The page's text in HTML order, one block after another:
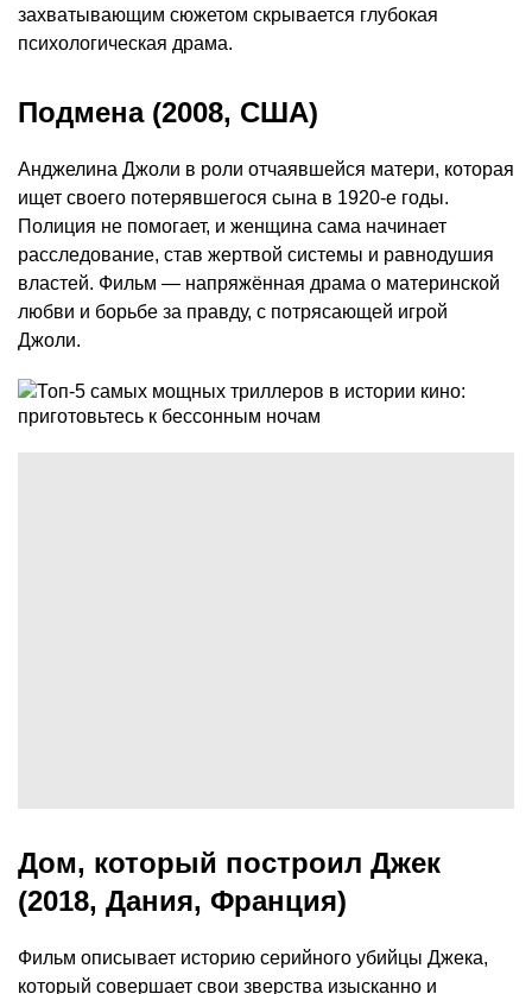
захватывающим сюжетом скрывается глубокая
психологическая драма.
Подмена (2008, США)
Анджелина Джоли в роли отчаявшейся матери, которая
ищет своего потерявшегося сына в 1920-е годы.
Полиция не помогает, и женщина сама начинает
расследование, став жертвой системы и равнодушия
властей. Фильм — напряжённая драма о материнской
любви и борьбе за правду, с потрясающей игрой
Джоли.
Дом, который построил Джек
(2018, Дания, Франция)
Фильм описывает историю серийного убийцы Джека,
который совершает свои зверства изысканно и